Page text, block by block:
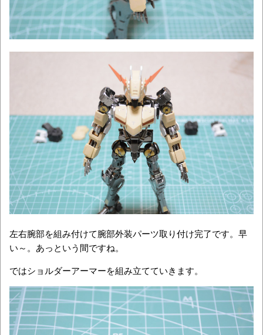
左右腕部を組み付けて腕部外装パーツ取り付け完了です。早
い～。あっという間ですね。
ではショルダーアーマーを組み立てていきます。